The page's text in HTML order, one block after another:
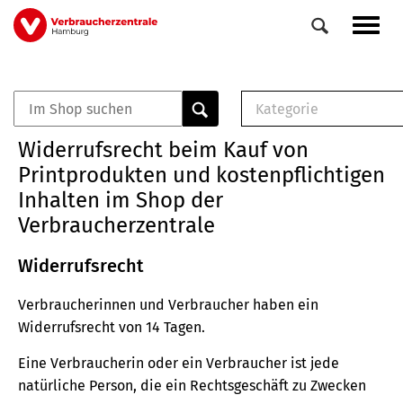
Direkt
zum
Veranstaltungen
0
Elemente
Kategorie
Musterbrief (RTF)
E-Broschüre
Widerrufsrecht beim Kauf von
Printprodukten und kostenpflichtigen
Inhalten im Shop der
Verbraucherzentrale
Widerrufsrecht
Verbraucherinnen und Verbraucher haben ein
Widerrufsrecht von 14 Tagen.
Eine Verbraucherin oder ein Verbraucher ist jede
natürliche Person, die ein Rechtsgeschäft zu Zwecken